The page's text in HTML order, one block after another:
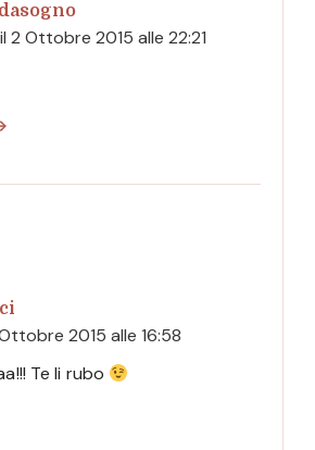
2 Ottobre 2015 alle 22:21
2015 alle 16:58
Te li rubo